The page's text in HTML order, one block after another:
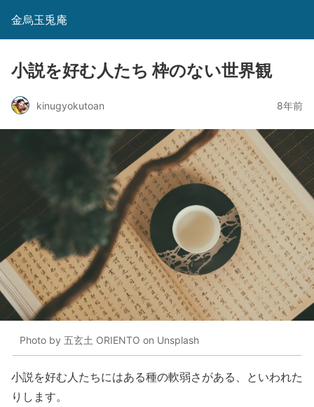
金烏玉兎庵
小説を好む人たち 枠のない世界観
kinugyokutoan 8年前
Photo by 五玄土 ORIENTO on Unsplash
小説を好む人たちにはある種の軟弱さがある、といわれた
りします。